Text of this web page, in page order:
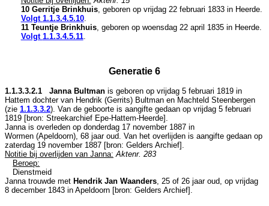
10 Gerritje Brinkhuis, geboren op vrijdag 22 februari 1833 in Heerde.
Volgt 1.1.3.4.5.10.
11 Teuntje Brinkhuis, geboren op woensdag 22 april 1835 in Heerde.
Volgt 1.1.3.4.5.11.
Generatie 6
1.1.3.3.2.1 Janna Bultman is geboren op vrijdag 5 februari 1819 in
Hattem dochter van Hendrik (Gerrits) Bultman en Machteld Steenbergen
(zie 1.1.3.3.2). Van de geboorte is aangifte gedaan op vrijdag 5 februari
1819 [bron: Streekarchief Epe-Hattem-Heerde].
Janna is overleden op donderdag 17 november 1887 in
Wormen (Apeldoorn) , 68 jaar oud. Van het overlijden is aangifte gedaan op
zaterdag 19 november 1887 [bron: Gelders Archief].
Notitie bij overlijden van Janna: Aktenr. 283
Beroep:
Dienstmeid
Janna trouwde met Hendrik Jan Waanders , 25 of 26 jaar oud, op vrijdag
8 december 1843 in Apeldoorn [bron: Gelders Archief].